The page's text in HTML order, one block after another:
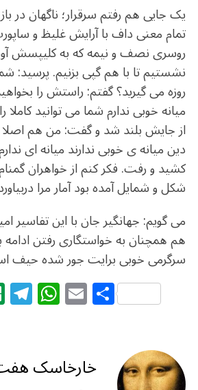
یک جایی هم رفتم سرقرار؛ ناگهان در
تمام معنی داف با آرایش غلیظ و
روسری نصف و نیمه که به کلیپسش
نشستیم تا با هم گپی بزنیم. پرسید:
روزه می گیرید؟ گفتم: راستش را
میانه خوبی ندارم شما می توانید
از جایش بلند شد و گفت: من هم اصلا
دین میانه ی خوبی ندارند میانه ای
کشید و رفت. فکر کنم از خواهران گمنام
شکل و شمایل آمده بود آمار مرا
می گویم: جهانگیر جان با این تفاسیر
هم همچنان به خواستگاری رفتن
سرگرمی خوبی برایت جور شده حیف
B
al
ar
T
el
g
W
h
s
E
m
l
S
h
e خارخاسک